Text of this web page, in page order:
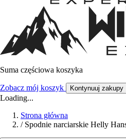
Suma częściowa koszyka
Zobacz mój koszyk Kontynuuj zakupy
Loading...
Strona główna
/ Spodnie narciarskie Helly